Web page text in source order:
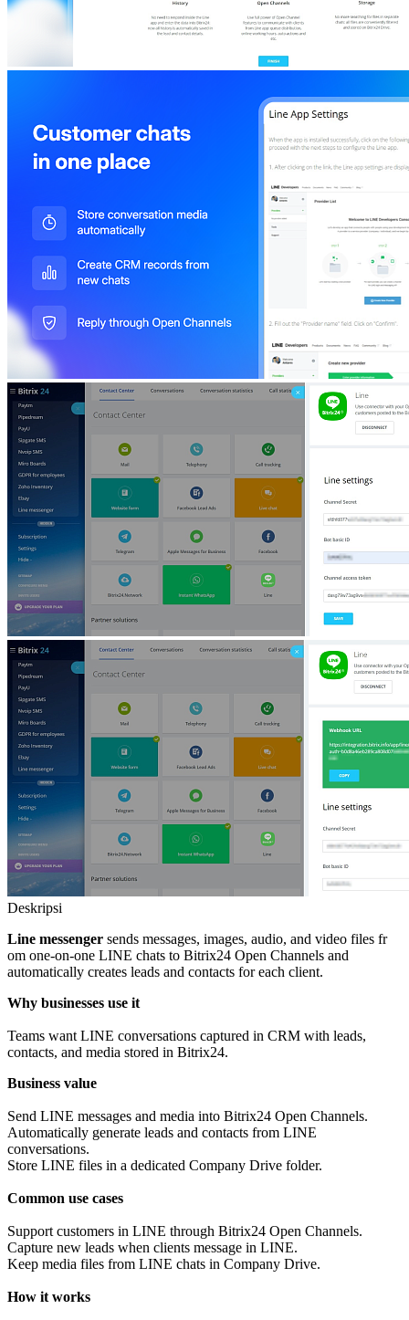
Deskripsi
Line messenger sends messages, images, audio, and video files fr
om one-on-one LINE chats to Bitrix24 Open Channels and
automatically creates leads and contacts for each client.
Why businesses use it
Teams want LINE conversations captured in CRM with leads,
contacts, and media stored in Bitrix24.
Business value
Send LINE messages and media into Bitrix24 Open Channels.
Automatically generate leads and contacts from LINE
conversations.
Store LINE files in a dedicated Company Drive folder.
Common use cases
Support customers in LINE through Bitrix24 Open Channels.
Capture new leads when clients message in LINE.
Keep media files from LINE chats in Company Drive.
How it works